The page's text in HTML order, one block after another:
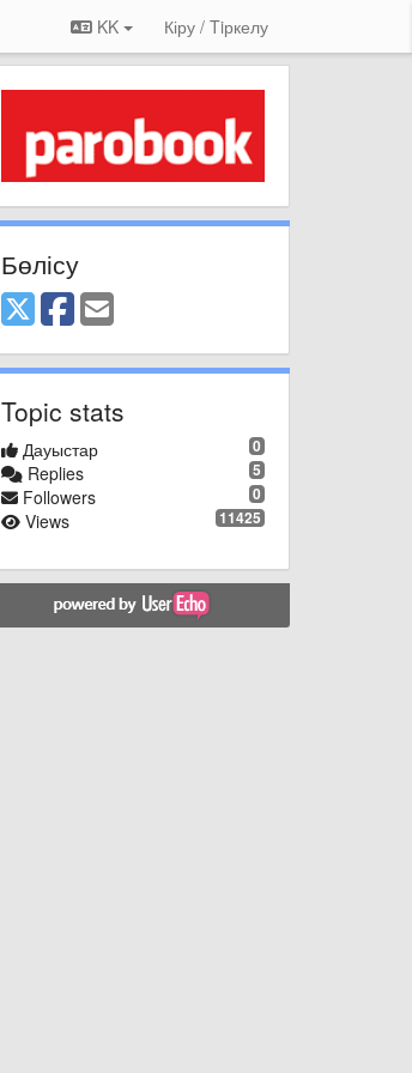
KK Кіру / Tiркелу
Бөлісу
Topic stats
0
Дауыстар
5
Replies
0
Followers
11425
Views